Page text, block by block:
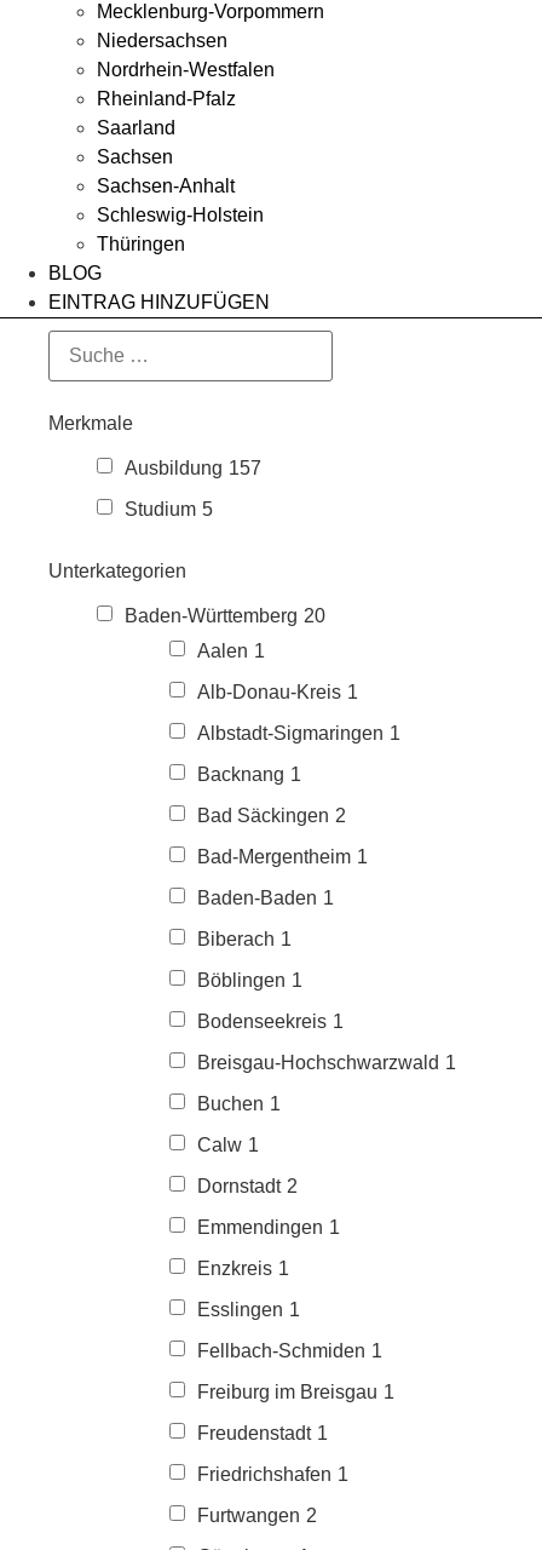
Mecklenburg-Vorpommern
Niedersachsen
Nordrhein-Westfalen
Rheinland-Pfalz
Saarland
Sachsen
Sachsen-Anhalt
Schleswig-Holstein
Thüringen
BLOG
EINTRAG HINZUFÜGEN
Merkmale
Ausbildung 157
Studium 5
Unterkategorien
Baden-Württemberg 20
Aalen 1
Alb-Donau-Kreis 1
Albstadt-Sigmaringen 1
Backnang 1
Bad Säckingen 2
Bad-Mergentheim 1
Baden-Baden 1
Biberach 1
Böblingen 1
Bodenseekreis 1
Breisgau-Hochschwarzwald 1
Buchen 1
Calw 1
Dornstadt 2
Emmendingen 1
Enzkreis 1
Esslingen 1
Fellbach-Schmiden 1
Freiburg im Breisgau 1
Freudenstadt 1
Friedrichshafen 1
Furtwangen 2